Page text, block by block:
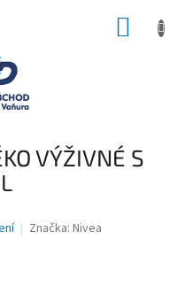
VÝŽIVNÉ S
Značka: Nivea